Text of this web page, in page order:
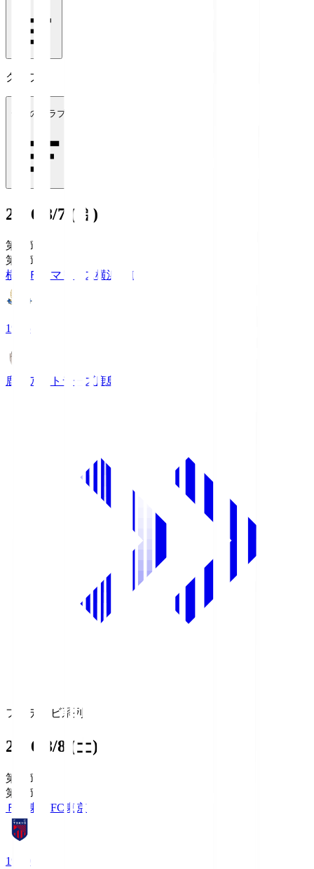
クラブ
全てのクラブ
2026/8/7 (金)
第1節
第1節
横浜Ｆ・マリノス横浜FM
19:25
鹿島アントラーズ鹿島
フジテレビ系列
2026/8/8 (土)
第1節
第1節
ＦＣ東京 FC東京
19:00